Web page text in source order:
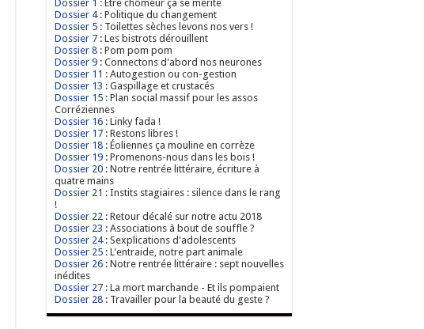
Dossier 1 : Être chômeur ça se mérite
Dossier 4: Politique du changement
Dossier 5 : Toilettes sèches levons nos vers !
Dossier 7 : Les bistrots dérouillent
Dossier 8 : Pom pom pom
Dossier 9 : Connectons d'abord nos neurones
Dossier 11 : Autogestion ou con-gestion
Dossier 13 : Gaspillage et crustacés
Dossier 15 : Plan social massif pour les assos
Corréziennes
Dossier 16 : Linky fada !
Dossier 17 : Restons libres !
Dossier 18 : Éoliennes ça mouline en corrèze
Dossier 19 : Promenons-nous dans les bois !
Dossier 20 : Notre rentrée littéraire, écriture à
quatre mains
Dossier 21 : Instits stagiaires : silence dans le rang
!
Dossier 22 : Retour décalé sur notre actu 2018
Dossier 23 : Associations à bout de souffle ?
Dossier 24: Sexplications d'adolescents
Dossier 25 : L'entraide, notre part animale
Dossier 26 : Notre rentrée littéraire : sept nouvelles
inédites
Dossier 27 : La mort marchande - Et ils pompaient
Dossier 28 : Travailler pour la beauté du geste ?